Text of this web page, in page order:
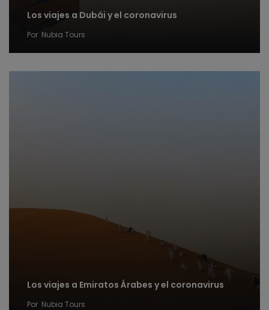
Los viajes a Dubái y el coronavirus
Por Nubia Tours
Los viajes a Emiratos Árabes y el coronavirus
Por Nubia Tours